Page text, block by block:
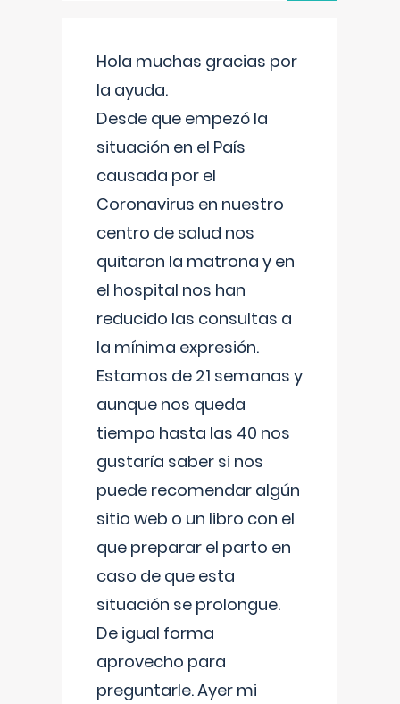
Hola muchas gracias por
la ayuda.
Desde que empezó la
situación en el País
causada por el
Coronavirus en nuestro
centro de salud nos
quitaron la matrona y en
el hospital nos han
reducido las consultas a
la mínima expresión.
Estamos de 21 semanas y
aunque nos queda
tiempo hasta las 40 nos
gustaría saber si nos
puede recomendar algún
sitio web o un libro con el
que preparar el parto en
caso de que esta
situación se prolongue.
De igual forma
aprovecho para
preguntarle. Ayer mi